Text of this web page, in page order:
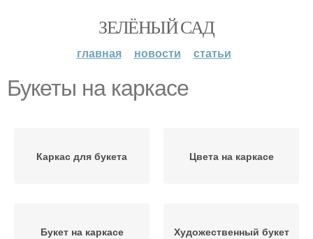
ЗЕЛЁНЫЙ САД
главная новости статьи
Букеты на каркасе
Каркас для букета Цвета на каркасе
Букет на каркасе Художественный букет